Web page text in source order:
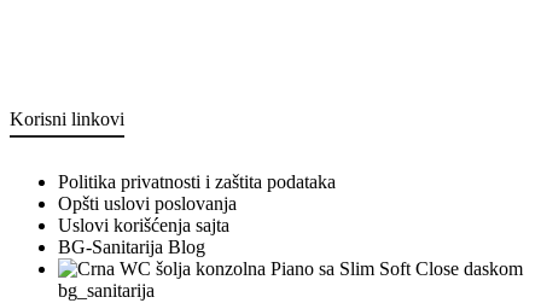
Korisni linkovi
Politika privatnosti i zaštita podataka
Opšti uslovi poslovanja
Uslovi korišćenja sajta
BG-Sanitarija Blog
bg_sanitarija